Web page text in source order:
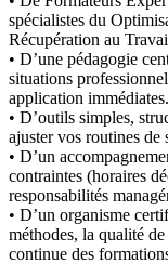
spécialistes du
Récupération au
• D’une pédagogie
situations
application immédiates.
• D’outils simples,
ajuster vos routines de
• D’un
contraintes (horaires
responsabilités
• D’un organisme
méthodes, la qualité
continue des